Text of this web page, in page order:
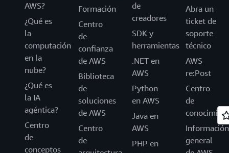
AWS?
¿Qué es
la
computación
en la
nube?
¿Qué es
la IA
agéntica?
Centro
de
conceptos
Formación
Centro
de
confianza
de AWS
Biblioteca
de
soluciones
de AWS
Centro
de
de
creadores
SDK y
herramientas
.NET en
AWS
Python
en AWS
Java en
AWS
PHP en
Abra un
ticket de
soporte
técnico
AWS
re:Post
Centro
de
Información
general